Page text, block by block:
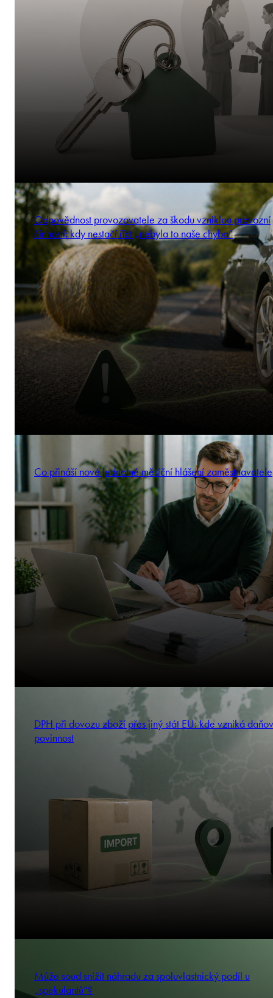
Odpovědnost provozovatele za škodu vzniklou provozní
činností: kdy nestačí říct „nebyla to naše chyba“
Co přináší nové jednotné měsíční hlášení zaměstnavatele
DPH při dovozu zboží přes jiný stát EU: kde vzniká
povinnost
Může soud snížit náhradu za spoluvlastnický podíl u
„spekulantů“?